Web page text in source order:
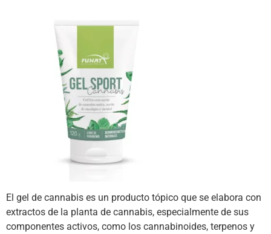
El gel de cannabis es un producto tópico que se elabora con
extractos de la planta de cannabis, especialmente de sus
componentes activos, como los cannabinoides, terpenos y